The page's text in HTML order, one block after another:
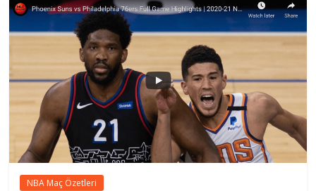
NBA Maç Özetleri